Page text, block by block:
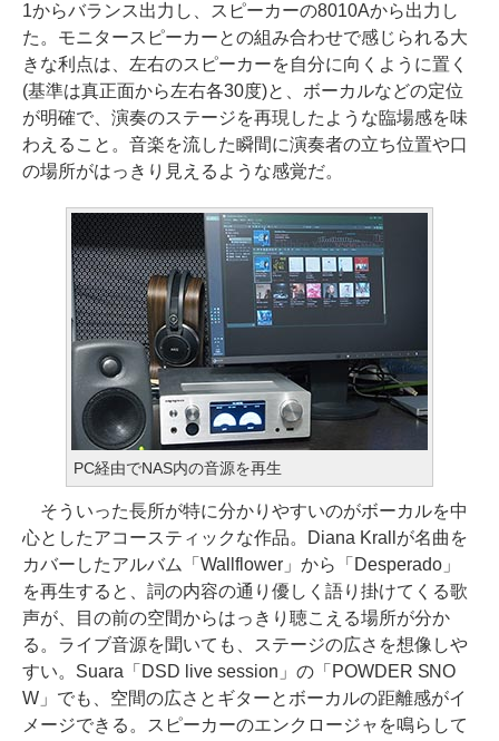
1からバランス出力し、スピーカーの8010Aから出力し
た。モニタースピーカーとの組み合わせで感じられる大
きな利点は、左右のスピーカーを自分に向くように置く
(基準は真正面から左右各30度)と、ボーカルなどの定位
が明確で、演奏のステージを再現したような臨場感を味
わえること。音楽を流した瞬間に演奏者の立ち位置や口
の場所がはっきり見えるような感覚だ。
PC経由でNAS内の音源を再生
そういった長所が特に分かりやすいのがボーカルを中
心としたアコースティックな作品。Diana Krallが名曲を
カバーしたアルバム「Wallflower」から「Desperado」
を再生すると、詞の内容の通り優しく語り掛けてくる歌
声が、目の前の空間からはっきり聴こえる場所が分か
る。ライブ音源を聞いても、ステージの広さを想像しや
すい。Suara「DSD live session」の「POWDER SNO
W」でも、空間の広さとギターとボーカルの距離感がイ
メージできる。スピーカーのエンクロージャを鳴らして